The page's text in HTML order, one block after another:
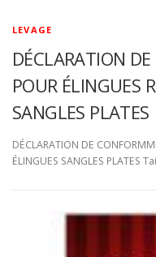
LEVAGE
DÉCLARATION
POUR ÉLINGUES
SANGLES PLATES
DÉCLARATION DE
ÉLINGUES SANGLES PLATES